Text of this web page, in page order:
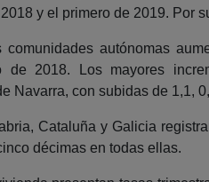
y el primero de 2019. Por
comunidades autónomas
de 2018. Los mayores
Navarra, con subidas de 1,1,
Cataluña y Galicia
décimas en todas ellas.